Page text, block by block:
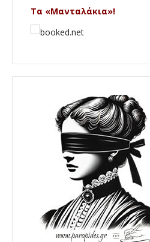
Τα «Μανταλάκια»!